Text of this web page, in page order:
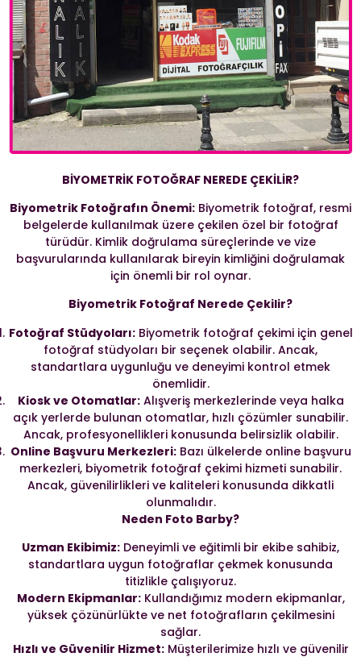
BİYOMETRİK FOTOĞRAF NEREDE ÇEKİLİR?
Biyometrik Fotoğrafın Önemi: Biyometrik fotoğraf, resmi
belgelerde kullanılmak üzere çekilen özel bir fotoğraf
türüdür. Kimlik doğrulama süreçlerinde ve vize
başvurularında kullanılarak bireyin kimliğini doğrulamak
için önemli bir rol oynar.
Biyometrik Fotoğraf Nerede Çekilir?
Fotoğraf Stüdyoları:Biyometrik fotoğraf çekimi için genel
fotoğraf stüdyoları bir seçenek olabilir. Ancak,
standartlara uygunluğu ve deneyimi kontrol etmek
önemlidir.
Kiosk ve Otomatlar:Alışveriş merkezlerinde veya halka
açık yerlerde bulunan otomatlar, hızlı çözümler sunabilir.
Ancak, profesyonellikleri konusunda belirsizlik olabilir.
Online Başvuru Merkezleri:Bazı ülkelerde online başvuru
merkezleri, biyometrik fotoğraf çekimi hizmeti sunabilir.
Ancak, güvenilirlikleri ve kaliteleri konusunda dikkatli
olunmalıdır.
Neden Foto Barby?
Uzman Ekibimiz: Deneyimli ve eğitimli bir ekibe sahibiz,
standartlara uygun fotoğraflar çekmek konusunda
titizlikle çalışıyoruz.
Modern Ekipmanlar:Kullandığımız modern ekipmanlar,
yüksek çözünürlükte ve net fotoğrafların çekilmesini
sağlar.
Hızlı ve Güvenilir Hizmet:Müşterilerimize hızlı ve güvenilir